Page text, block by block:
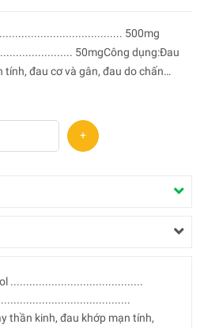
500mg
50mgCông dụng:Đau
đau cơ và gân, đau do chấn
+
..........................................
thần kinh, đau khớp mạn tính,